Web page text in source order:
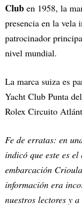
Club en 1958, la
presencia en la vela
patrocinador
nivel mundial.
La marca suiza es
Yacht Club Punta
Rolex Circuito
Fe de erratas: en
indicó que este es
embarcación
información era
nuestros lectores y